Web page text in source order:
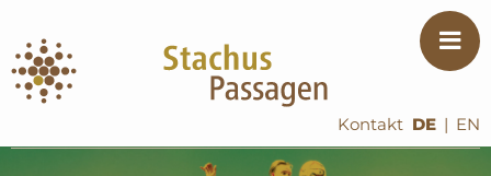
DE | EN
Kontakt